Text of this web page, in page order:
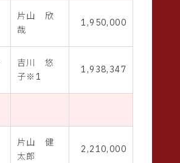
片山 欣
哉
1,950,000
吉川 悠
子※1
1,938,347
片山 健
太郎
2,210,000